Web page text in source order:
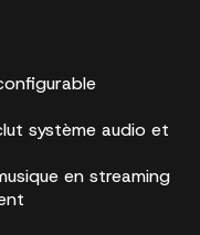
système audio et
en streaming